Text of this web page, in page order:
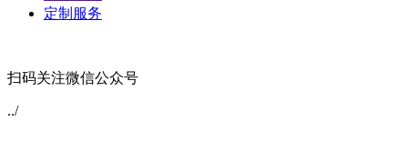
定制服务
扫码关注微信公众号
../